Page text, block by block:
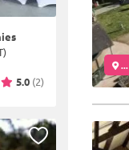
5.0 (2)
...